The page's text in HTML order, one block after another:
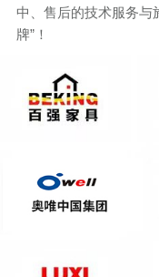
中、售后的技术服务与
牌”！